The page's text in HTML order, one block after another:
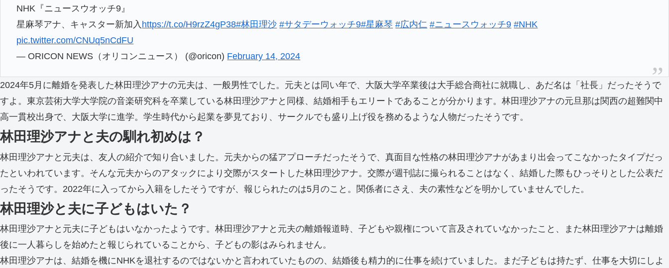
NHK『ニュースウオッチ9』
星麻琴アナ、キャスター新加入 https://t.co/H9rzZ4gP38#林田理沙 #サタデーウォッチ9#星麻琴 #広内仁 #ニュースウォッチ9 #NHK
pic.twitter.com/CNUq5nCdFU
— ORICON NEWS（オリコンニュース） (@oricon) February 14, 2024
2024年5月に離婚を発表した林田理沙アナの元夫は、一般男性でした。元夫とは同い年で、大阪大学卒業後は大手総合商社に就職し、あだ名は「社長」だったそうで
すよ。東京芸術大学大学院の音楽研究科を卒業している林田理沙アナと同様、結婚相手もエリートであることが分かります。林田理沙アナの元旦那は関西の超難関中
高一貫校出身で、大阪大学に進学。学生時代から起業を夢見ており、サークルでも盛り上げ役を務めるような人物だったそうです。
林田理沙アナと夫の馴れ初めは？
林田理沙アナと元夫は、友人の紹介で知り合いました。元夫からの猛アプローチだったそうで、真面目な性格の林田理沙アナがあまり出会ってこなかったタイプだっ
たといわれています。そんな元夫からのアタックにより交際がスタートした林田理沙アナ。交際が週刊誌に撮られることはなく、結婚した際もひっそりとした公表だ
ったそうです。2022年に入ってから入籍をしたそうですが、報じられたのは5月のこと。関係者にさえ、夫の素性などを明かしていませんでした。
林田理沙と夫に子どもはいた？
林田理沙アナと元夫に子どもはいなかったようです。林田理沙アナと元夫の離婚報道時、子どもや親権について言及されていなかったこと、また林田理沙アナは離婚
後に一人暮らしを始めたと報じられていることから、子どもの影はみられません。
林田理沙アナは、結婚を機にNHKを退社するのではないかと言われていたものの、結婚後も精力的に仕事を続けていました。まだ子どもは持たず、仕事を大切にしよ